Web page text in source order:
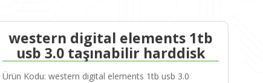
western digital elements 1tb
usb 3.0 taşınabilir harddisk
Ürün Kodu: western digital elements 1tb usb 3.0